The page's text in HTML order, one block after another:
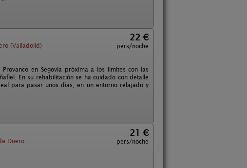
(Valladolid)
22 €
pers/noche
en Segovia próxima a los limites con las
En su rehabilitación se ha cuidado con detalle
para pasar unos días, en un entorno relajado y
Duero
21 €
pers/noche